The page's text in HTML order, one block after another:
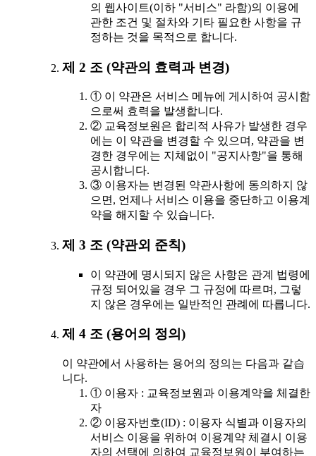
의 웹사이트(이하 "서비스" 라함)의 이용에
관한 조건 및 절차와 기타 필요한 사항을 규
정하는 것을 목적으로 합니다.
제 2 조 (약관의 효력과 변경)
① 이 약관은 서비스 메뉴에 게시하여 공시함
으로써 효력을 발생합니다.
② 교육정보원은 합리적 사유가 발생한 경우
에는 이 약관을 변경할 수 있으며, 약관을 변
경한 경우에는 지체없이 "공지사항"을 통해
공시합니다.
③ 이용자는 변경된 약관사항에 동의하지 않
으면, 언제나 서비스 이용을 중단하고 이용계
약을 해지할 수 있습니다.
제 3 조 (약관외 준칙)
이 약관에 명시되지 않은 사항은 관계 법령에
규정 되어있을 경우 그 규정에 따르며, 그렇
지 않은 경우에는 일반적인 관례에 따릅니다.
제 4 조 (용어의 정의)
이 약관에서 사용하는 용어의 정의는 다음과 같습
니다.
① 이용자 : 교육정보원과 이용계약을 체결한
자
② 이용자번호(ID) : 이용자 식별과 이용자의
서비스 이용을 위하여 이용계약 체결시 이용
자의 선택에 의하여 교육정보원이 부여하는